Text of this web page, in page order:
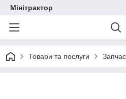
Мінітрактор
Товари та послуги